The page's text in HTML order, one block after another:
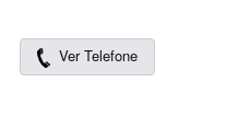
Ver Telefone